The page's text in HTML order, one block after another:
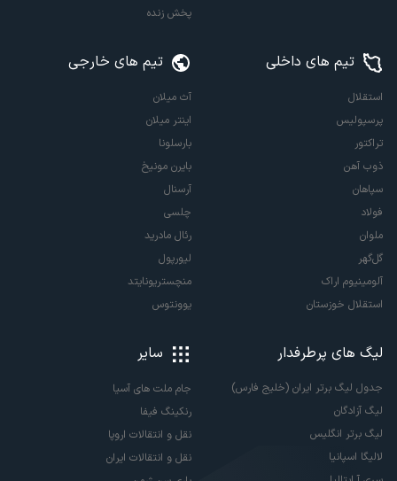
پخش زنده
تیم های داخلی
استقلال
پرسپولیس
تراکتور
ذوب آهن
سپاهان
فولاد
ملوان
گل‌گهر
آلومینیوم اراک
استقلال خوزستان
تیم های خارجی
آث میلان
اینتر میلان
بارسلونا
بایرن مونیخ
آرسنال
چلسی
رئال مادرید
لیورپول
منچستریونایتد
یوونتوس
لیگ های پرطرفدار
جدول لیگ برتر ایران (خلیج فارس)
لیگ آزادگان
لیگ برتر انگلیس
لالیگا اسپانیا
سایر
جام ملت های آسیا
رنکینگ فیفا
نقل و انتقالات اروپا
نقل و انتقالات ایران